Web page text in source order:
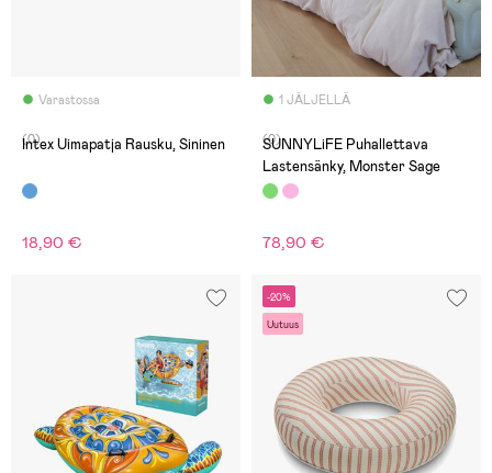
Varastossa
(0)
Intex Uimapatja Rausku, Sininen
18,90 €
1 JÄLJELLÄ
(0)
SUNNYLiFE Puhallettava
Lastensänky, Monster Sage
78,90 €
-20%
Uutuus